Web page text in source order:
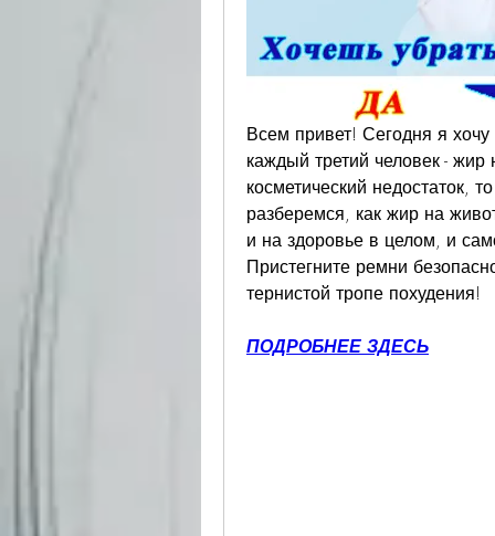
Всем привет! Сегодня я
каждый третий человек -
косметический недостаток,
разберемся, как жир на
и на здоровье в целом, и
Пристегните ремни
тернистой тропе похудения!
ПОДРОБНЕЕ ЗДЕСЬ